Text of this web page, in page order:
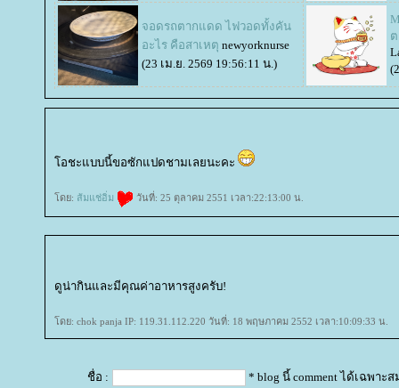
จอดรถตากแดด ไฟวอดทั้งคัน
อะไร คือสาเหตุ newyorknurse
(23 เม.ย. 2569 19:56:11 น.)
อชะแบบนี้ขอซักแปดชามเลยนะคะ
ดย: ส้มแช่อิ่ม วันที่: 25 ตุลาคม 2551 เวลา:22:13:00 น.
ดูน่ากินและมีคุณค่าอาหารสูงครับ!
ดย: chok panja IP: 119.31.112.220 วันที่: 18 พฤษภาคม 2552 เวลา:10:09:33 น.
ชื่อ :
* blog นี้ comment ได้เฉพาะ